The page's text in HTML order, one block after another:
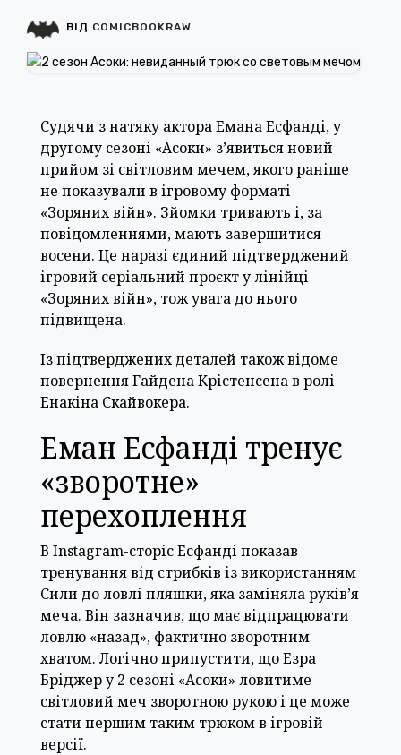
Судячи з натяку актора Емана Есфанді, у
другому сезоні «Асоки» з’явиться новий
прийом зі світловим мечем, якого раніше
не показували в ігровому форматі
«Зоряних війн». Зйомки тривають і, за
повідомленнями, мають завершитися
восени. Це наразі єдиний підтверджений
ігровий серіальний проєкт у лінійці
«Зоряних війн», тож увага до нього
підвищена.
Із підтверджених деталей також відоме
повернення Гайдена Крістенсена в ролі
Енакіна Скайвокера.
Еман Есфанді тренує
«зворотне»
перехоплення
В Instagram-сторіс Есфанді показав
тренування від стрибків із використанням
Сили до ловлі пляшки, яка заміняла руків’я
меча. Він зазначив, що має відпрацювати
ловлю «назад», фактично зворотним
хватом. Логічно припустити, що Езра
Бріджер у 2 сезоні «Асоки» ловитиме
світловий меч зворотною рукою і це може
стати першим таким трюком в ігровій
версії.
ВІД COMICBOOKRAW